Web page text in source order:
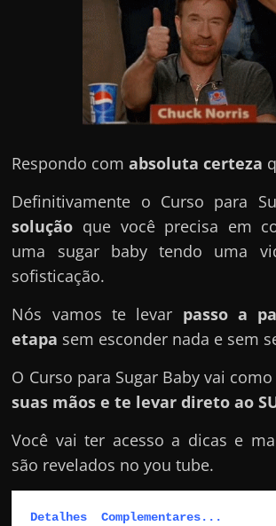
Respondo comabsoluta certeza
Definitivamente o Curso para
solução que você precisa em
uma sugar baby tendo uma
sofisticação.
Nós vamos te levar passo a
etapa sem esconder nada e sem
O Curso para Sugar Baby vai
suas mãos e te levar direto ao
Você vai ter acesso a dicas e
são revelados no you tube.
Detalhes  Complementares...